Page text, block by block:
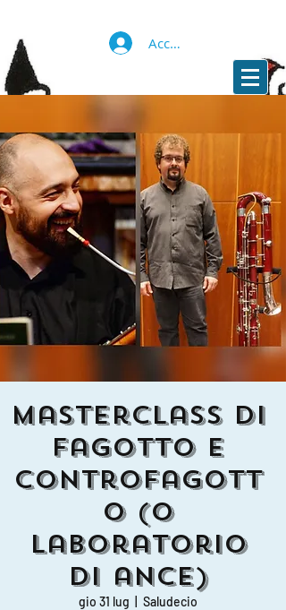
Accedi
Masterclass di
Fagotto e
Controfagott
o (o
Laboratorio
di ance)
gio 31 lug Saludecio